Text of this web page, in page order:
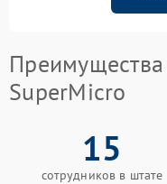
Преимущества
SuperMicro
15
сотрудников в штате